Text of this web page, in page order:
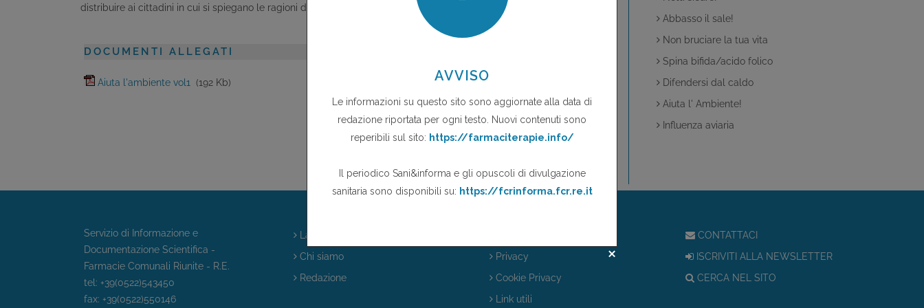
distribuire ai cittadini in cui si spiegano le ragioni del provvedimento.
DOCUMENTI ALLEGATI
Aiuta l'ambiente vol1 (192 Kb)
Abbasso il sale!
Non bruciare la tua vita
Spina bifida/acido folico
Difendersi dal caldo
Aiuta l' Ambiente!
Influenza aviaria
Servizio di Informazione e
Documentazione Scientifica -
Farmacie Comunali Riunite - R.E.
tel: +39(0522)543450
fax: +39(0522)550146
La Storia di IsF
Chi siamo
Redazione
Privacy
Cookie Privacy
Link utili
CONTATTACI
ISCRIVITI ALLA NEWSLETTER
CERCA NEL SITO